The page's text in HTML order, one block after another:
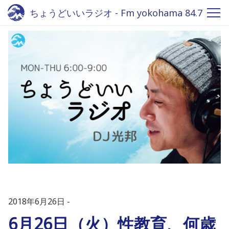
ちょうどいいラジオ - Fm yokohama 84.7
2018年6月26日
6月26日（火）性教育、何歳